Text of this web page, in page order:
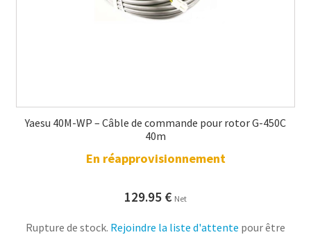
Yaesu 40M-WP – Câble de commande pour rotor G-450C
40m
En réapprovisionnement
129.95 € Net
Rupture de stock. Rejoindre la liste d'attente pour être